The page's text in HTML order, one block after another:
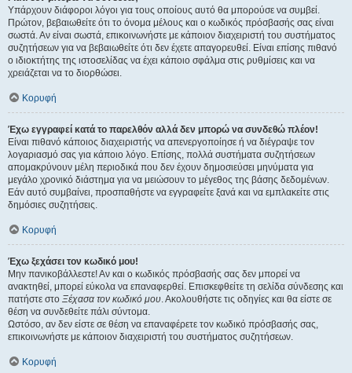
Υπάρχουν διάφοροι λόγοι για τους οποίους αυτό θα μπορούσε να συμβεί.
Πρώτον, βεβαιωθείτε ότι το όνομα μέλους και ο κωδικός πρόσβασής σας είναι
σωστά. Αν είναι σωστά, επικοινωνήστε με κάποιον διαχειριστή του συστήματος
συζητήσεων για να βεβαιωθείτε ότι δεν έχετε απαγορευθεί. Είναι επίσης πιθανό
ο ιδιοκτήτης της ιστοσελίδας να έχει κάποιο σφάλμα στις ρυθμίσεις και να
χρειάζεται να το διορθώσει.
Κορυφή
Έχω εγγραφεί κατά το παρελθόν αλλά δεν μπορώ να συνδεθώ πλέον!
Είναι πιθανό κάποιος διαχειριστής να απενεργοποίησε ή να διέγραψε τον
λογαριασμό σας για κάποιο λόγο. Επίσης, πολλά συστήματα συζητήσεων
απομακρύνουν μέλη περιοδικά που δεν έχουν δημοσιεύσει μηνύματα για
μεγάλο χρονικό διάστημα για να μειώσουν το μέγεθος της βάσης δεδομένων.
Εάν αυτό συμβαίνει, προσπαθήστε να εγγραφείτε ξανά και να εμπλακείτε στις
δημόσιες συζητήσεις.
Κορυφή
Έχω ξεχάσει τον κωδικό μου!
Μην πανικοβάλλεστε! Αν και ο κωδικός πρόσβασής σας δεν μπορεί να
ανακτηθεί, μπορεί εύκολα να επαναφερθεί. Επισκεφθείτε τη σελίδα σύνδεσης και
πατήστε στο Ξέχασα τον κωδικό μου. Ακολουθήστε τις οδηγίες και θα είστε σε
θέση να συνδεθείτε πάλι σύντομα.
Ωστόσο, αν δεν είστε σε θέση να επαναφέρετε τον κωδικό πρόσβασής σας,
επικοινωνήστε με κάποιον διαχειριστή του συστήματος συζητήσεων.
Κορυφή